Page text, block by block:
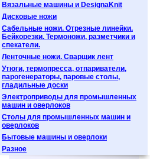
Вязальные машины и DesignaKnit
Дисковые ножи
Сабельные ножи. Отрезные линейки.
Бейкорезки. Термоножи, разметчики и
спекатели.
Ленточные ножи. Сварщик лент
Утюги, термопресса, отпариватели,
парогенераторы, паровые столы,
гладильные доски
Электроприводы для промышленных
машин и оверлоков
Столы для промышленных машин и
оверлоков
Бытовые машины и оверлоки
Разное